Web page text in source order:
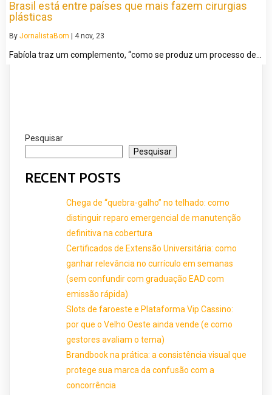
Brasil está entre países que mais fazem cirurgias
plásticas
By JornalistaBom 4 nov, 23
Fabíola traz um complemento, “como se produz um processo de…
Pesquisar
Pesquisar
RECENT POSTS
Chega de “quebra-galho” no telhado: como
distinguir reparo emergencial de manutenção
definitiva na cobertura
Certificados de Extensão Universitária: como
ganhar relevância no currículo em semanas
(sem confundir com graduação EAD com
emissão rápida)
Slots de faroeste e Plataforma Vip Cassino:
por que o Velho Oeste ainda vende (e como
gestores avaliam o tema)
Brandbook na prática: a consistência visual que
protege sua marca da confusão com a
concorrência